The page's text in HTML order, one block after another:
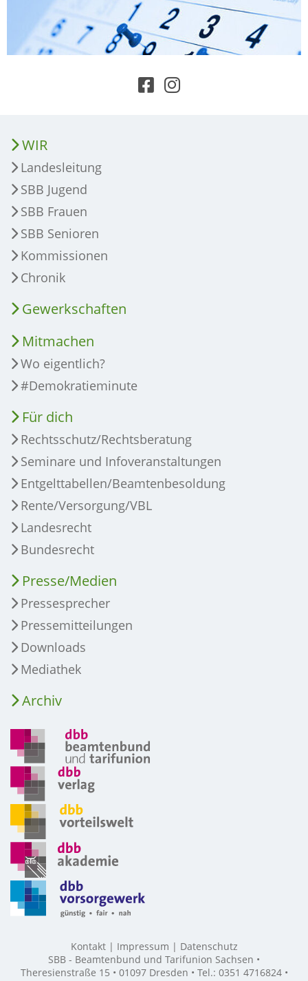
WIR
Landesleitung
SBB Jugend
SBB Frauen
SBB Senioren
Kommissionen
Chronik
Gewerkschaften
Mitmachen
Wo eigentlich?
#Demokratieminute
Für dich
Rechtsschutz/Rechtsberatung
Seminare und Infoveranstaltungen
Entgelttabellen/Beamtenbesoldung
Rente/Versorgung/VBL
Landesrecht
Bundesrecht
Presse/Medien
Pressesprecher
Pressemitteilungen
Downloads
Mediathek
Archiv
Kontakt Impressum
Datenschutz
SBB - Beamtenbund und Tarifunion Sachsen •
Theresienstraße 15 • 01097 Dresden • Tel.: 0351 4716824 •